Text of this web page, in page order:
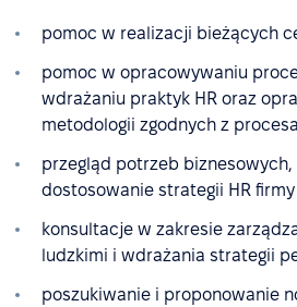
pomoc w realizacji bieżących
pomoc w opracowywaniu
wdrażaniu praktyk HR oraz
metodologii zgodnych z
przegląd potrzeb biznesowych,
dostosowanie strategii HR
konsultacje w zakresie
ludzkimi i wdrażania strategii
poszukiwanie i proponowanie